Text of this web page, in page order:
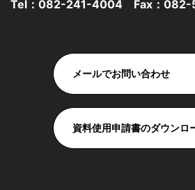
Tel： 082-241-4004 Fax：082-
メールでお問い合わせ
資料使用申請書のダウンロ